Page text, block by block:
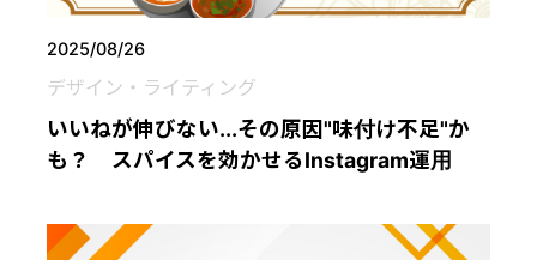
2025/08/26
デザイン・ライティング
いいねが伸びない...その原因"味付け不足"か
も？ スパイスを効かせるInstagram運用